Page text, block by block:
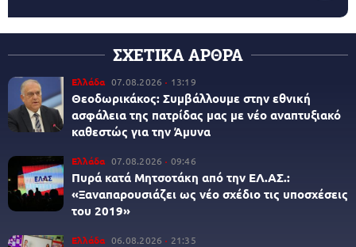
ΣΧΕΤΙΚΑ ΑΡΘΡΑ
Ελλάδα 07.08.2026 13:19
Θεοδωρικάκος: Συμβάλλουμε στην εθνική
ασφάλεια της πατρίδας μας με νέο αναπτυξιακό
καθεστώς για την Άμυνα
Ελλάδα 07.08.2026 09:46
Πυρά κατά Μητσοτάκη από την ΕΛ.ΑΣ.:
«Ξαναπαρουσιάζει ως νέο σχέδιο τις υποσχέσεις
του 2019»
Ελλάδα 06.08.2026 21:35